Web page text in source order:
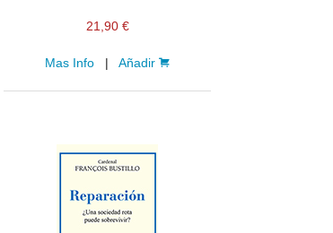
21,90 €
Mas Info |Añadir